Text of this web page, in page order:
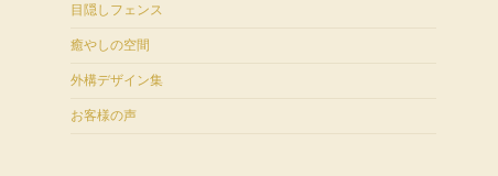
目隠しフェンス
癒やしの空間
外構デザイン集
お客様の声